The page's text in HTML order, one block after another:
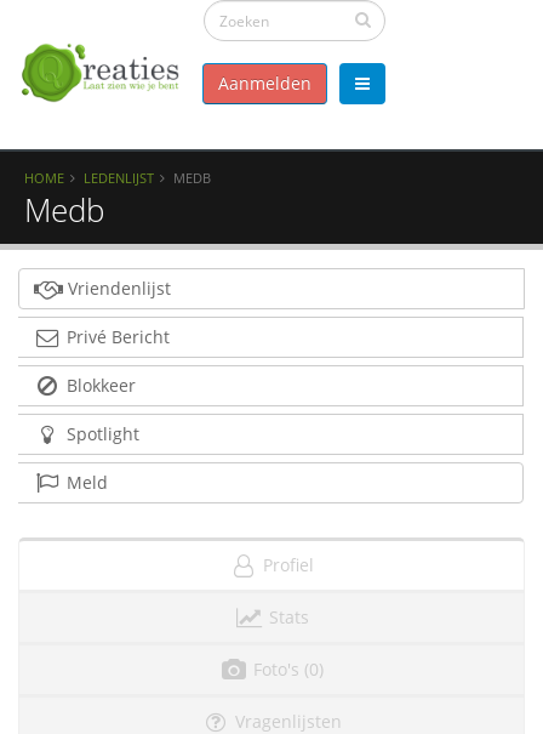
Aanmelden
HOME LEDENLIJST MEDB
Medb
Vriendenlijst
Privé Bericht
Blokkeer
Spotlight
Meld
Profiel
Stats
Foto's (0)
Vragenlijsten